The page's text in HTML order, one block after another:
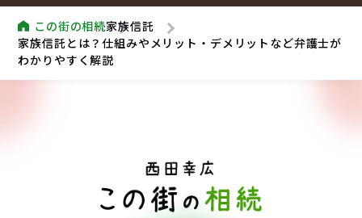
2024/12/19 家族信託
家族信託の受託者とは？権限や責任、選ぶポイ
ントなどをわかりやすく解説
家族信託の手続きの流れ｜決めるべきことや費
用、注意点など
この街の相続家族信託
家族信託とは？仕組みやメリット・デメリットなど弁護士が
わかりやすく解説